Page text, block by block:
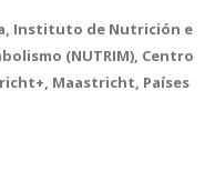
Instituto de Nutrición e
(NUTRIM), Centro
Maastricht, Países